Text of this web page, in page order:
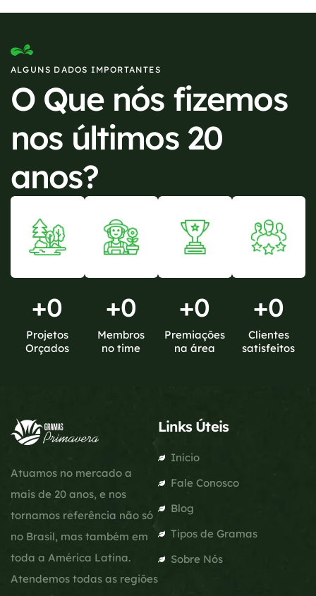
ALGUNS DADOS IMPORTANTES
O Que nós fizemos
nos últimos 20
anos?
+0
Projetos
Orçados
+0
Membros
no time
+0
Premiações
na área
+0
Clientes
satisfeitos
Atuamos no mercado a
mais de 20 anos, e nos
tornamos referência não só
no Brasil, mas também em
toda a América Latina.
Atendemos todas as regiões
Links Úteis
Início
Fale Conosco
Blog
Tipos de Gramas
Sobre Nós